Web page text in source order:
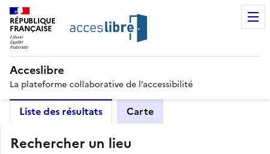
RÉPUBLIQUE
FRANÇAISE
Acceslibre
La plateforme collaborative de l’accessibilité
Liste des résultats Carte
Rechercher un lieu